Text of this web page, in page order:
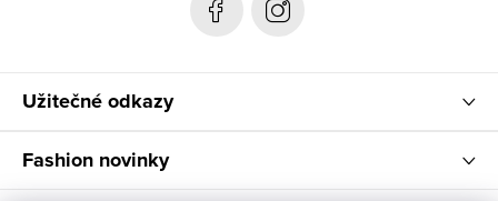
Užitečné odkazy
Fashion novinky